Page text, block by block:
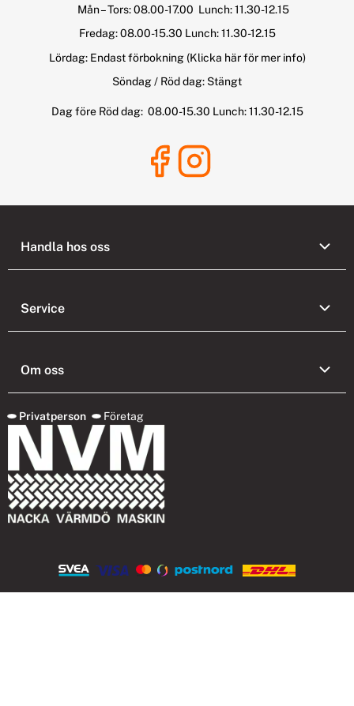
Mån – Tors: 08.00-17.00 Lunch: 11.30-12.15
Fredag: 08.00-15.30 Lunch: 11.30-12.15
Lördag: Endast förbokning (Klicka här för mer info)
Söndag / Röd dag: Stängt
Dag före Röd dag: 08.00-15.30 Lunch: 11.30-12.15
Handla hos oss
Service
Om oss
Privatperson Företag